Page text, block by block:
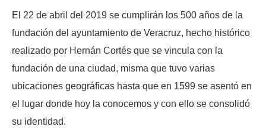
El 22 de abril del 2019 se cumplirán los 500 años de la
fundación del ayuntamiento de Veracruz, hecho histórico
realizado por Hernán Cortés que se vincula con la
fundación de una ciudad, misma que tuvo varias
ubicaciones geográficas hasta que en 1599 se asentó en
el lugar donde hoy la conocemos y con ello se consolidó
su identidad.